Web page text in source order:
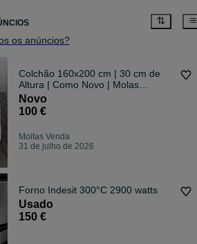
os anúncios?
Colchão 160x200 cm | 30 cm de
Altura | Como Novo | Molas
ensacadas
Novo
100 €
Moitas Venda
31 de julho de 2026
Forno Indesit 300°C 2900 watts
Usado
150 €